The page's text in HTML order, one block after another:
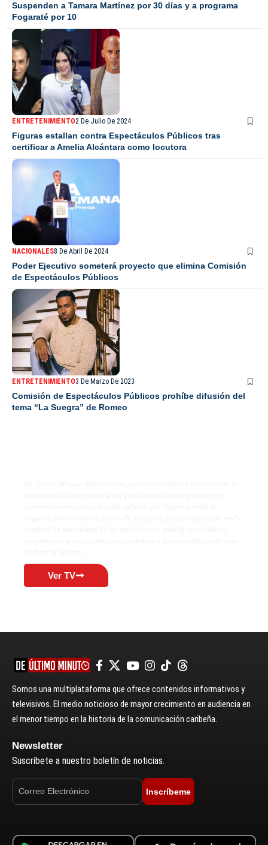
Suspenden a Tamara Martínez por 30 días y a programa
Fogaraté por 10
ENTRETENIMIENTO2 De Julio De 2024
Figuras estallan contra Espectáculos Públicos tras
certificar a Amelia Alcántara como locutora
NACIONALES8 De Abril De 2024
Poder Ejecutivo someterá proyecto que elimina Comisión
de Espectáculos Públicos
ENTRETENIMIENTO3 De Marzo De 2023
Comisión de Espectáculos Públicos prohíbe difusión del
tema “La Suegra” de Romeo
Ver TV
Somos una multiplataforma que ofrece contenidos informativos y
televisivos. El medio noticioso de mayor crecimiento en audiencia en
el menor tiempo en la historia de la comunicación caribeña.
Newsletter
Suscríbete a nuestro boletín de noticias.
Inscríbeme